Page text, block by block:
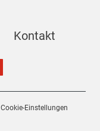
Kontakt
Cookie-Einstellungen